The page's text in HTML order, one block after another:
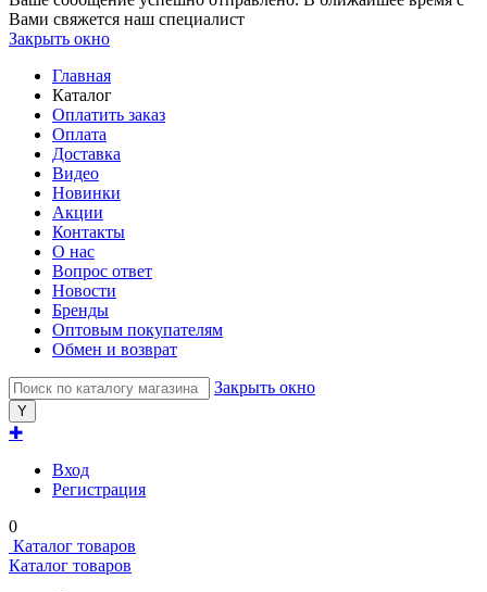
Вами свяжется наш специалист
Закрыть окно
Главная
Каталог
Оплатить заказ
Оплата
Доставка
Видео
Новинки
Акции
Контакты
О нас
Вопрос ответ
Новости
Бренды
Оптовым покупателям
Обмен и возврат
Закрыть окно
✚
Вход
Регистрация
0
Каталог товаров
Каталог товаров